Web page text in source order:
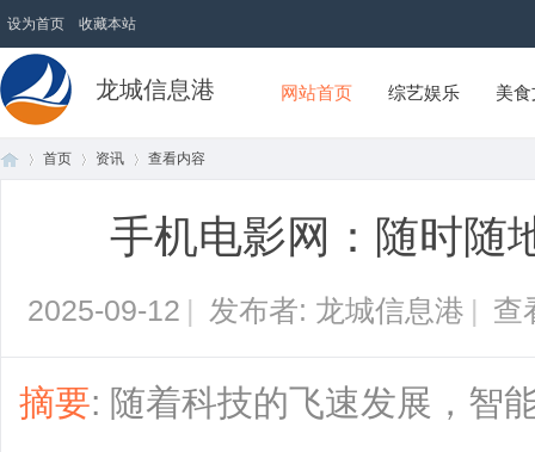
设为首页 收藏本站
龙城信息港 网站首页 综艺娱乐 美
首页 资讯
›
查看内容
手机电影网：随时随
2025-09-12 | 发布者: 龙城信息港 | 查
摘要: 随着科技的飞速发展，智